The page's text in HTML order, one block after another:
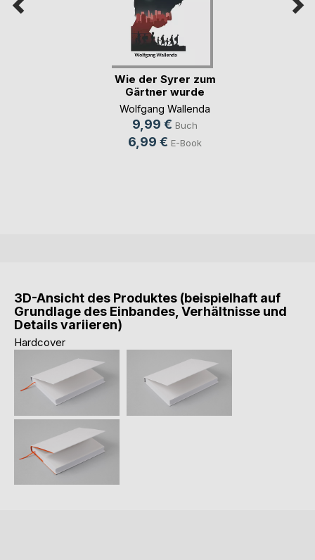
Wie der Syrer zum
Gärtner wurde
Wolfgang Wallenda
9,99 € Buch
6,99 € E-Book
3D-Ansicht des Produktes (beispielhaft auf
Grundlage des Einbandes, Verhältnisse und
Details variieren)
Hardcover